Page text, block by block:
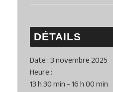
DÉTAILS
Date :3 novembre 2025
Heure :
13 h 30 min - 16 h 00 min